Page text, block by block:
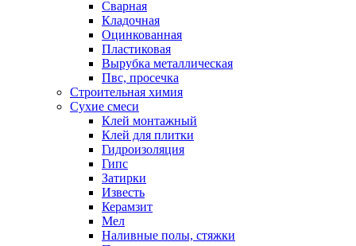
Сварная
Кладочная
Оцинкованная
Пластиковая
Вырубка металлическая
Пвс, просечка
Строительная химия
Сухие смеси
Клей монтажный
Клей для плитки
Гидроизоляция
Гипс
Затирки
Известь
Керамзит
Мел
Наливные полы, стяжки